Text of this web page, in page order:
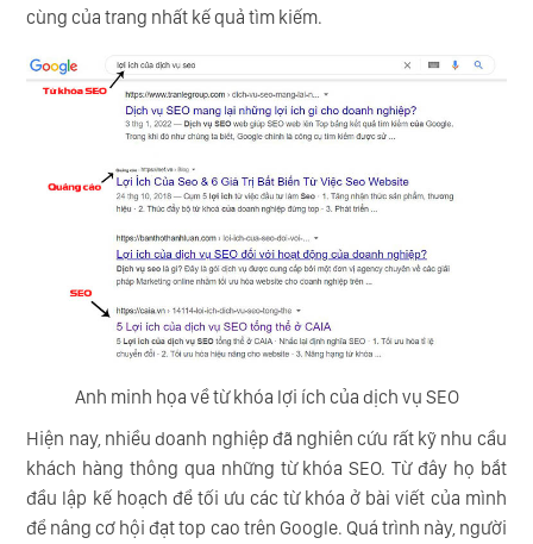
cùng của trang nhất kế quả tìm kiếm.
Anh minh họa về từ khóa lợi ích của dịch vụ SEO
Hiện nay, nhiều doanh nghiệp đã nghiên cứu rất kỹ nhu cầu
khách hàng thông qua những từ khóa SEO. Từ đây họ bắt
đầu lập kế hoạch để tối ưu các từ khóa ở bài viết của mình
để nâng cơ hội đạt top cao trên Google. Quá trình này, người